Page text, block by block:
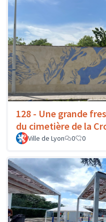
128 - Une grande
du cimetière de la
Ville de Lyon 0 0